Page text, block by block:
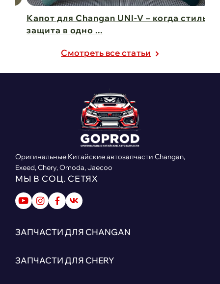
Капот для Changan UNI-V – когда стиль и
защита в одно ...
Cмотреть все статьи
Оригинальные Китайские автозапчасти Changan,
Exeed, Chery, Omoda, Jaecoo
МЫ В СОЦ. СЕТЯХ
ЗАПЧАСТИ ДЛЯ CHANGAN
ЗАПЧАСТИ ДЛЯ CHERY